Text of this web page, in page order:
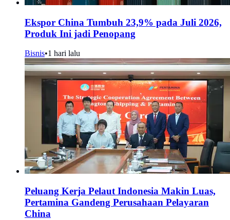
Ekspor China Tumbuh 23,9% pada Juli 2026,
Produk Ini jadi Penopang
Bisnis•1 hari lalu
Peluang Kerja Pelaut Indonesia Makin Luas,
Pertamina Gandeng Perusahaan Pelayaran
China